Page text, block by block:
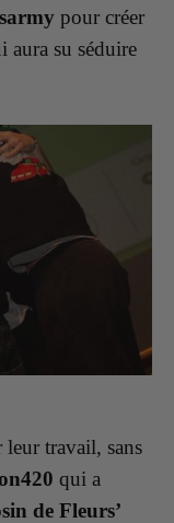
pour créer
aura su séduire
leur travail, sans
qui a
de Fleurs’